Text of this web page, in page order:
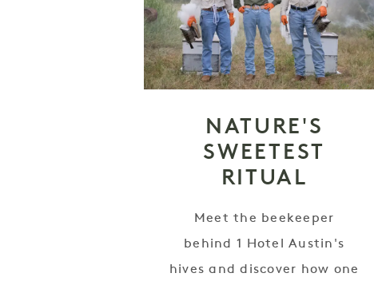
NATURE'S
SWEETEST
RITUAL
Meet the beekeeper
behind 1 Hotel Austin's
hives and discover how one